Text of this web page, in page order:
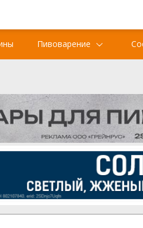
Пивоварение